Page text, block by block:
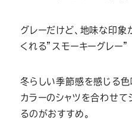
グレーだけど、地味な印
くれる”スモーキーグレー”
冬らしい季節感を感じる色
カラーのシャツを合わせて
るのがおすすめ。